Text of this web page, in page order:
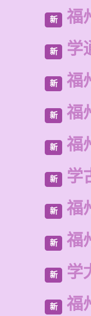
新 福
新 学
新 福
新 福
新 福
新 学
新 福
新 福
新 学
新 福